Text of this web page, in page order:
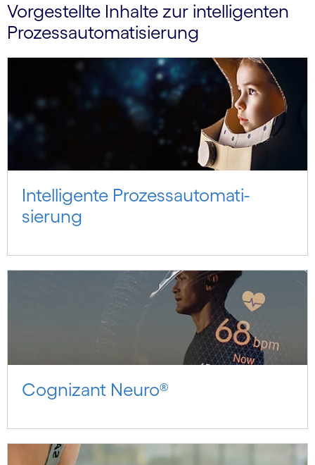
Vorgestellte Inhalte zur intelligenten
Prozess​­auto­mati​­sierung
Intelligente Prozess­auto­mati­
sierung
Cognizant Neuro®